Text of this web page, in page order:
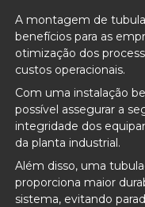
A montagem de
benefícios para as
otimização dos
custos operacionais.
Com uma instalação
possível assegurar a
integridade dos
da planta industrial.
Além disso, uma
proporciona maior
sistema, evitando